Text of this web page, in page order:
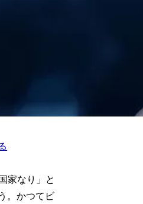
家なり」と
。かつてビ